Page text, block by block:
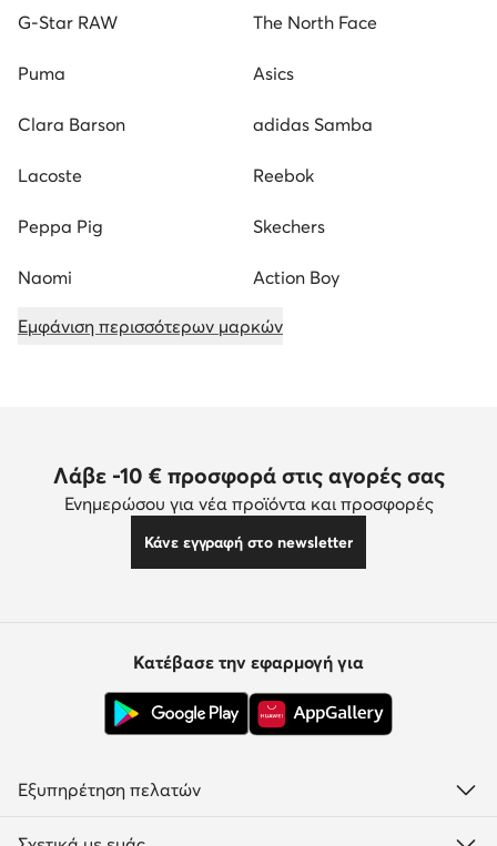
G-Star RAW The North Face
Puma Asics
Clara Barson adidas Samba
Lacoste Reebok
Peppa Pig Skechers
Naomi Action Boy
Εμφάνιση περισσότερων μαρκών
Λάβε -10 € προσφορά στις αγορές σας
Ενημερώσου για νέα προϊόντα και προσφορές
Κάνε εγγραφή στο newsletter
Κατέβασε την εφαρμογή για
Εξυπηρέτηση πελατών